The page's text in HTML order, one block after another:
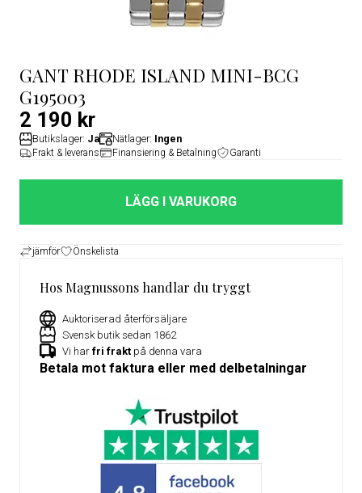
GANT RHODE ISLAND MINI-BCG
G195003
2 190 kr
Butikslager: Ja Nätlager: Ingen
Frakt & leverans Finansiering & Betalning Garanti
LÄGG I VARUKORG
jämför Önskelista
Hos Magnussons handlar du tryggt
Auktoriserad återförsäljare
Svensk butik sedan 1862
Vi har fri frakt på denna vara
Betala mot faktura eller med delbetalningar